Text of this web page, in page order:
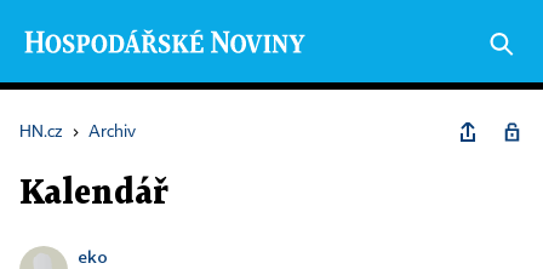
HN.cz › Archiv
Kalendář
eko